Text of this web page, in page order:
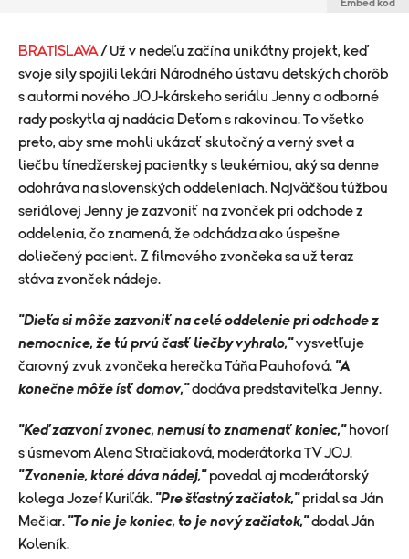
Embed kód
BRATISLAVA / Už v nedeľu začína unikátny projekt, keď
svoje sily spojili lekári Národného ústavu detských chorôb
s autormi nového JOJ-kárskeho seriálu Jenny a odborné
rady poskytla aj nadácia Deťom s rakovinou. To všetko
preto, aby sme mohli ukázať skutočný a verný svet a
liečbu tínedžerskej pacientky s leukémiou, aký sa denne
odohráva na slovenských oddeleniach. Najväčšou túžbou
seriálovej Jenny je zazvoniť na zvonček pri odchode z
oddelenia, čo znamená, že odchádza ako úspešne
doliečený pacient. Z filmového zvončeka sa už teraz
stáva zvonček nádeje.
"Dieťa si môže zazvoniť na celé oddelenie pri odchode z
nemocnice, že tú prvú časť liečby vyhralo,"vysvetľuje
čarovný zvuk zvončeka herečka Táňa Pauhofová. "A
konečne môže ísť domov,"dodáva predstaviteľka Jenny.
"Keď zazvoní zvonec, nemusí to znamenať koniec," hovorí
s úsmevom Alena Stračiaková, moderátorka TV JOJ.
"Zvonenie, ktoré dáva nádej," povedal aj moderátorský
kolega Jozef Kuriľák. "Pre šťastný začiatok,"pridal sa Ján
Mečiar. "To nie je koniec, to je nový začiatok,"dodal Ján
Koleník.